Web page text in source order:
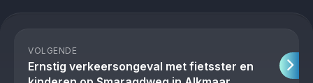
VOLGENDE
Ernstig verkeersongeval met fietsster en